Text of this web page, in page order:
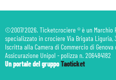
©2007/2026. Ticketcrociere ® è un Marchio
specializzato in crociere Via Brigata Liguria,
Iscritta alla Camera di Commercio di Genova
Assicurazione Unipol - polizza n. 206484182
Un portale del gruppoTaoticket